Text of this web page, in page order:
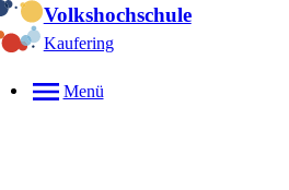
Volkshochschule
Kaufering
Menü